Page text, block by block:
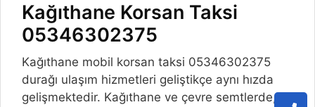
Kağıthane Korsan Taksi
05346302375
Kağıthane mobil korsan taksi 05346302375
durağı ulaşım hizmetleri geliştikçe aynı hızda
gelişmektedir. Kağıthane ve çevre semtlerde,